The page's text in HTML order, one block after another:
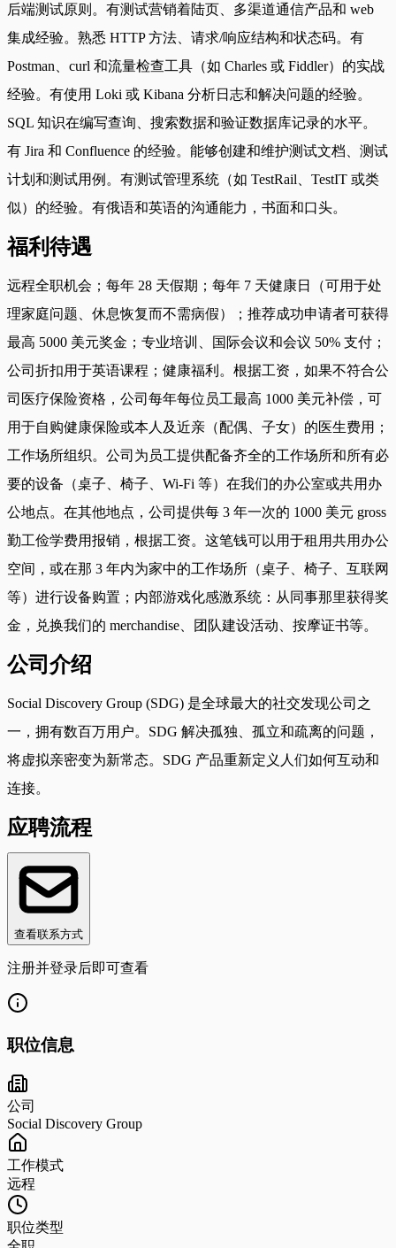
后端测试原则。有测试营销着陆页、多渠道通信产品和 web
集成经验。熟悉 HTTP 方法、请求/响应结构和状态码。有
Postman、curl 和流量检查工具（如 Charles 或 Fiddler）的实战
经验。有使用 Loki 或 Kibana 分析日志和解决问题的经验。
SQL 知识在编写查询、搜索数据和验证数据库记录的水平。
有 Jira 和 Confluence 的经验。能够创建和维护测试文档、测试
计划和测试用例。有测试管理系统（如 TestRail、TestIT 或类
似）的经验。有俄语和英语的沟通能力，书面和口头。
福利待遇
远程全职机会；每年 28 天假期；每年 7 天健康日（可用于处
理家庭问题、休息恢复而不需病假）；推荐成功申请者可获得
最高 5000 美元奖金；专业培训、国际会议和会议 50% 支付；
公司折扣用于英语课程；健康福利。根据工资，如果不符合公
司医疗保险资格，公司每年每位员工最高 1000 美元补偿，可
用于自购健康保险或本人及近亲（配偶、子女）的医生费用；
工作场所组织。公司为员工提供配备齐全的工作场所和所有必
要的设备（桌子、椅子、Wi-Fi 等）在我们的办公室或共用办
公地点。在其他地点，公司提供每 3 年一次的 1000 美元 gross
勤工俭学费用报销，根据工资。这笔钱可以用于租用共用办公
空间，或在那 3 年内为家中的工作场所（桌子、椅子、互联网
等）进行设备购置；内部游戏化感激系统：从同事那里获得奖
金，兑换我们的 merchandise、团队建设活动、按摩证书等。
公司介绍
Social Discovery Group (SDG) 是全球最大的社交发现公司之
一，拥有数百万用户。SDG 解决孤独、孤立和疏离的问题，
将虚拟亲密变为新常态。SDG 产品重新定义人们如何互动和
连接。
应聘流程
查看联系方式
注册并登录后即可查看
职位信息
公司
Social Discovery Group
工作模式
远程
职位类型